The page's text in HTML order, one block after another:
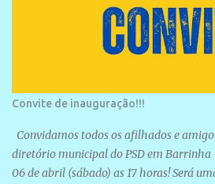
Convite de inauguração!!!
Convidamos todos os afilhados e
diretório municipal do PSD em
06 de abril (sábado) as 17 horas! Será